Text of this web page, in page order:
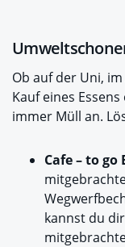
Ob auf der Uni,
Kauf eines
immer Müll an.
Cafe – to go
kannst du